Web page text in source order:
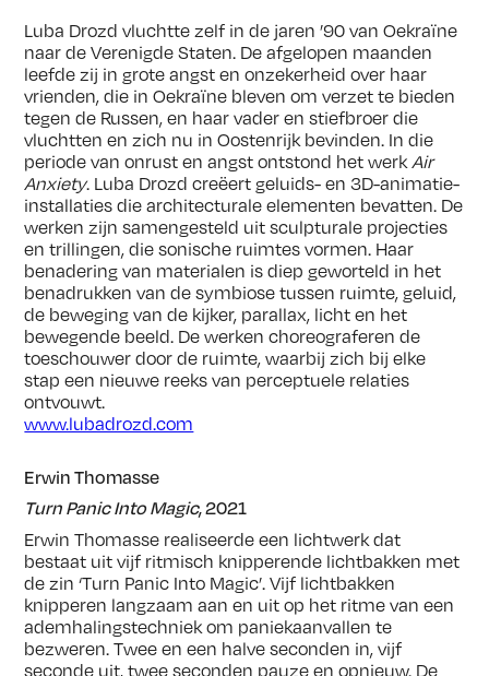
Luba Drozd vluchtte zelf in de jaren ’90 van Oekraïne
naar de Verenigde Staten. De afgelopen maanden
leefde zij in grote angst en onzekerheid over haar
vrienden, die in Oekraïne bleven om verzet te bieden
tegen de Russen, en haar vader en stiefbroer die
vluchtten en zich nu in Oostenrijk bevinden. In die
periode van onrust en angst ontstond het werk Air
Anxiety. Luba Drozd creëert geluids- en 3D-animatie-
installaties die architecturale elementen bevatten. De
werken zijn samengesteld uit sculpturale projecties
en trillingen, die sonische ruimtes vormen. Haar
benadering van materialen is diep geworteld in het
benadrukken van de symbiose tussen ruimte, geluid,
de beweging van de kijker, parallax, licht en het
bewegende beeld. De werken choreograferen de
toeschouwer door de ruimte, waarbij zich bij elke
stap een nieuwe reeks van perceptuele relaties
ontvouwt.
www.lubadrozd.com
Erwin Thomasse
Turn Panic Into Magic, 2021
Erwin Thomasse realiseerde een lichtwerk dat
bestaat uit vijf ritmisch knipperende lichtbakken met
de zin ‘Turn Panic Into Magic’. Vijf lichtbakken
knipperen langzaam aan en uit op het ritme van een
ademhalingstechniek om paniekaanvallen te
bezweren. Twee en een halve seconden in, vijf
seconde uit, twee seconden pauze en opnieuw. De